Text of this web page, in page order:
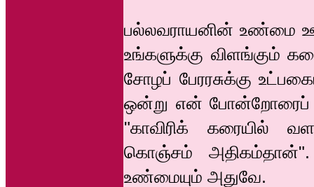
பல்லவராயனின் உண்மை
உங்களுக்கு விளங்கும்
சோழப் பேரரசுக்கு
ஒன்று என் போன்றோரைப்
"காவிரிக் கரையில்
கொஞ்சம்
உண்மையும் அதுவே.